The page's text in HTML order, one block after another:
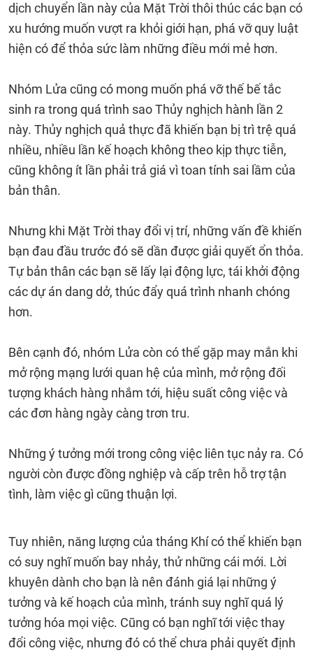
dịch chuyển lần này của Mặt Trời thôi thúc các bạn có
xu hướng muốn vượt ra khỏi giới hạn, phá vỡ quy luật
hiện có để thỏa sức làm những điều mới mẻ hơn.
Nhóm Lửa cũng có mong muốn phá vỡ thế bế tắc
sinh ra trong quá trình sao Thủy nghịch hành lần 2
này. Thủy nghịch quả thực đã khiến bạn bị trì trệ quá
nhiều, nhiều lần kế hoạch không theo kịp thực tiễn,
cũng không ít lần phải trả giá vì toan tính sai lầm của
bản thân.
Nhưng khi Mặt Trời thay đổi vị trí, những vấn đề khiến
bạn đau đầu trước đó sẽ dần được giải quyết ổn thỏa.
Tự bản thân các bạn sẽ lấy lại động lực, tái khởi động
các dự án dang dở, thúc đẩy quá trình nhanh chóng
hơn.
Bên cạnh đó, nhóm Lửa còn có thể gặp may mắn khi
mở rộng mạng lưới quan hệ của mình, mở rộng đối
tượng khách hàng nhắm tới, hiệu suất công việc và
các đơn hàng ngày càng trơn tru.
Những ý tưởng mới trong công việc liên tục nảy ra. Có
người còn được đồng nghiệp và cấp trên hỗ trợ tận
tình, làm việc gì cũng thuận lợi.
Tuy nhiên, năng lượng của tháng Khí có thể khiến bạn
có suy nghĩ muốn bay nhảy, thử những cái mới. Lời
khuyên dành cho bạn là nên đánh giá lại những ý
tưởng và kế hoạch của mình, tránh suy nghĩ quá lý
tưởng hóa mọi việc. Cũng có bạn nghĩ tới việc thay
đổi công việc, nhưng đó có thể chưa phải quyết định